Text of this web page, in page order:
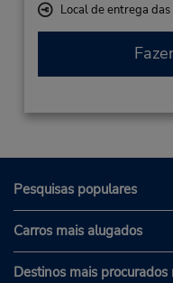
Local de entrega das
Pesquisas populares
Carros mais alugados
Destinos mais procurados